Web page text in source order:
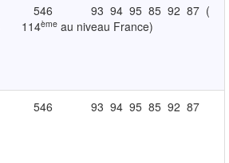
546 93 94 95 85 92 87 (
114èmeau niveau France)
546 93 94 95 85 92 87